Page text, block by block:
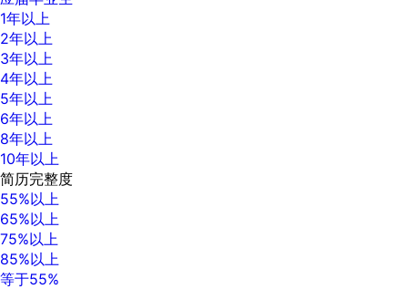
1年以上
2年以上
3年以上
4年以上
5年以上
6年以上
8年以上
10年以上
简历完整度
55%以上
65%以上
75%以上
85%以上
等于55%